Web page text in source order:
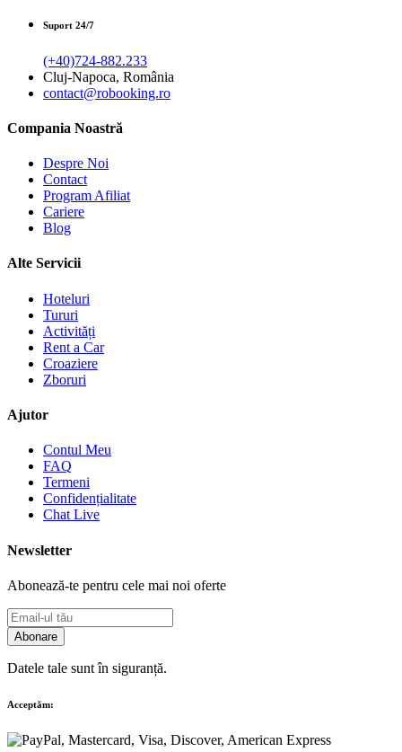
Suport 24/7
(+40)724-882.233
Cluj-Napoca, România
contact@robooking.ro
Compania Noastră
Despre Noi
Contact
Program Afiliat
Cariere
Blog
Alte Servicii
Hoteluri
Tururi
Activități
Rent a Car
Croaziere
Zboruri
Ajutor
Contul Meu
FAQ
Termeni
Confidențialitate
Chat Live
Newsletter
Abonează-te pentru cele mai noi oferte
Abonare
Datele tale sunt în siguranță.
Acceptăm: